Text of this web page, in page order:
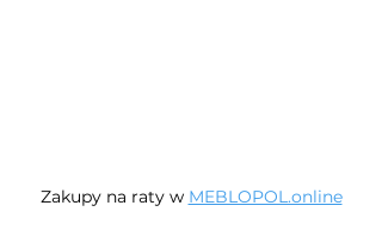
Zakupy na raty w MEBLOPOL.online